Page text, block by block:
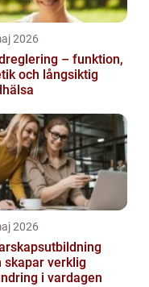
2026
– funktion,
och långsiktig
2026
skapar verklig
i vardagen